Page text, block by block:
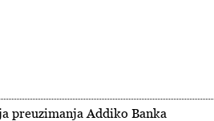
preuzimanja Addiko Banka